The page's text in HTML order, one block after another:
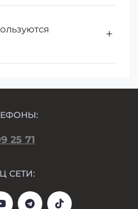
25 71
СЕТИ: